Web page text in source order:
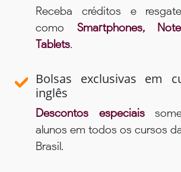
Receba créditos e
como Smartphones,
Tablets.
Bolsas exclusivas em
inglês
Descontos especiais
alunos em todos os cursos
Brasil.